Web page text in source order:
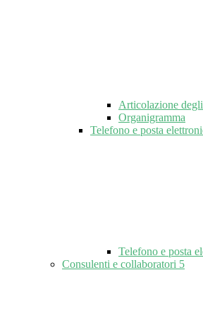
Articolazione
Organigramma
Telefono e posta
Telefono e posta
Consulenti e collaboratori 5